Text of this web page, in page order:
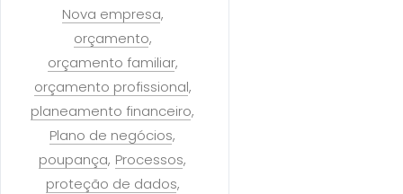
Nova empresa
orçamento
orçamento familiar
orçamento profissional
planeamento financeiro
Plano de negócios
poupança Processos
proteção de dados